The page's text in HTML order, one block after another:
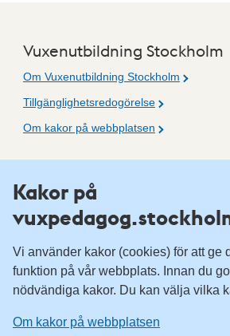
Vuxenutbildning Stockholm
Om Vuxenutbildning Stockholm
Tillgänglighetsredogörelse
Om kakor på webbplatsen
Fler resurser
Vuxenutbildning Stockholm
Information för leverantörsskolor
Sociala medier
Kakor på
Vi använder kakor (cookies) för att ge
funktion på vår webbplats. Innan du
nödvändiga kakor. Du kan välja vilka
Om kakor på webbplatsen